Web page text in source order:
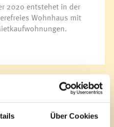
Über Cookies
2020 entstehet in der
Wohnhaus mit